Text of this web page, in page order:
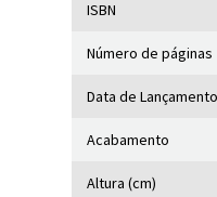
É certificado em
emagrecimento,
ISBN
Número de páginas
Data de Lançamento
Acabamento
Altura (cm)